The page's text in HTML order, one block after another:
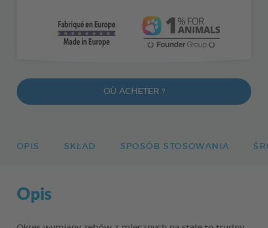
OÙ ACHETER ?
OPIS SKŁAD SPOSÓB STOSOWANIA
Opis